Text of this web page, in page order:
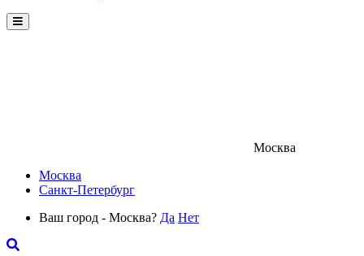
Menu
Москва
Москва
Санкт-Петербург
Ваш город - Москва? Да Нет